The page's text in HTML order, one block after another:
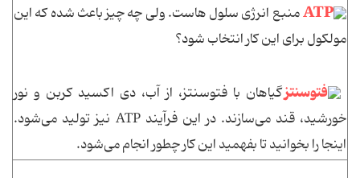
ATPمنبع انرژی سلول هاست. ولی چه چیز باعث شده که این
مولکول برای این کار انتخاب شود؟
فتوسنتزگیاهان با فتوسنتز، از آب، دی اکسید کربن و نور
خورشید، قند می‌سازند. در این فرآیند ATP نیز تولید می‌شود.
اینجا را بخوانید تا بفهمید این کار چطور انجام می‌شود.